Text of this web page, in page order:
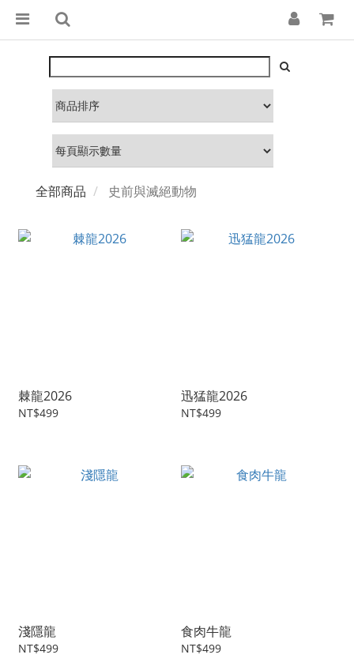
全部商品 史前與滅絕動物
棘龍2026
NT$499
迅猛龍2026
NT$499
淺隱龍
NT$499
食肉牛龍
NT$499